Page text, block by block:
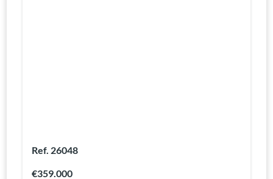
Ref. 26048
€359.000